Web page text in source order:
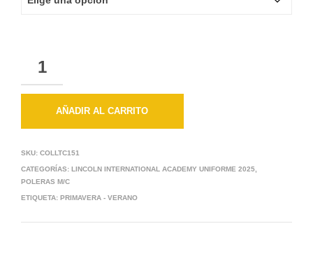
AÑADIR AL CARRITO
SKU: COLLTC151
CATEGORÍAS: LINCOLN INTERNATIONAL ACADEMY UNIFORME 2025
POLERAS M/C
ETIQUETA: PRIMAVERA - VERANO